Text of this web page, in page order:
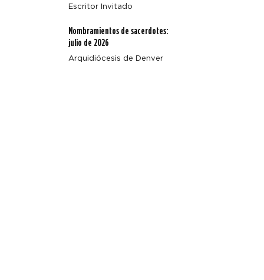
Escritor Invitado
Nombramientos de sacerdotes:
julio de 2026
Arquidiócesis de Denver